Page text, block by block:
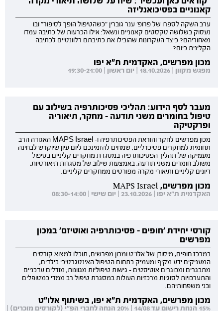
קאנוניים בפסיכואנליזה
ערב השקה לספרו של פרופ' ענר גוברין "כשהטיפול הופך לסיפור" ובו
נעסוק בשלושה טקסטים קאנוניים ונשאל: אילו הכרעות של כתיבה עמדו
מאחוריהם? כיצד העקרונות שהובילו את כתיבתם רלוונטיים לכתיבה
הקלינית כיום?
מכון מפרשים, האקדמית ת"א יפו
מפגש מקוון | 18.10.2026 | יום ראשון | 19:30-21:00
מעבר לסף הידוע: תהליכי פסיכותרפיה בשילוב עם
טיפול בחומרים משני תודעה - מחקר, תיאוריה
ופרקטיקה
מכון מפרשים לחקר והוראת הפסיכותרפיה ו- MAPS Israel האגודה הרב
תחומית למחקרים פסיכדליים, שמחים להזמינכם ליום עיון שיוקדש לבחינה
מעמיקה של תהליך הפסיכותרפיה במסגרת מחקרים קליניים בטיפול
משולב חומרים משני תודעה, באמצעות שילוב של מסגרות תיאורטיות,
דיונים קליניים ותיאורי מקרה מפורטים ממחקרים קליניים.
מכון מפרשים, MAPS Israel
האקדמית ת"א יפו | 23.10.2026 | יום שישי | 08:30-14:00
קורסי יחידת 'חופים - פסיכותרפיה ואוטיזם' במכון
מפרשים
במרכז חופים, מיסודן של אלו"ט ומכון מפרשים, תוכלו למצוא קורסים
המעניקים ידע מקיף ומעמיק בתחום הטיפול האינטגרטיבי בילדים,
מתבגרים ומבוגרים אוטיסטים - גישות טיפוליות מגוונות, מודלים עדכניים
והתערבויות לסוגיות מרכזיות העולות במסגרת טיפול רב ממדי במטופלים
ובני משפחותיהם.
מכון מפרשים, האקדמית ת"א יפו, בשיתוף אלו"ט
15% הנחת רישום עד 14/08 | 20% הנחה לחברי הפ"י (לקורסים מוכרים) |